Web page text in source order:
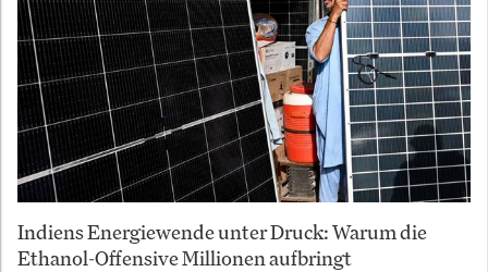
Indiens Energiewende unter Druck: Warum die
Ethanol-Offensive Millionen aufbringt